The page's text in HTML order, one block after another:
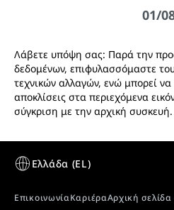
Λάβετε υπόψη σας: Παρά την
δεδομένων, επιφυλασσόμαστε
τεχνικών αλλαγών, ενώ μπορεί
αποκλίσεις στα περιεχόμενα
σύγκριση με την αρχική συσκευή.